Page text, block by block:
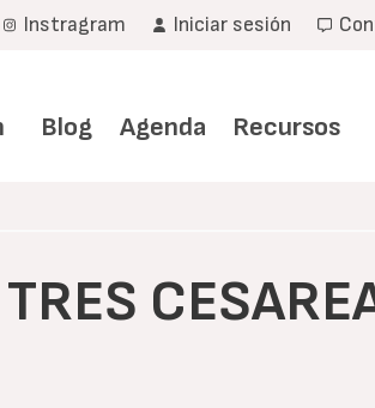
Instragram Iniciar sesión
Blog Agenda Recursos